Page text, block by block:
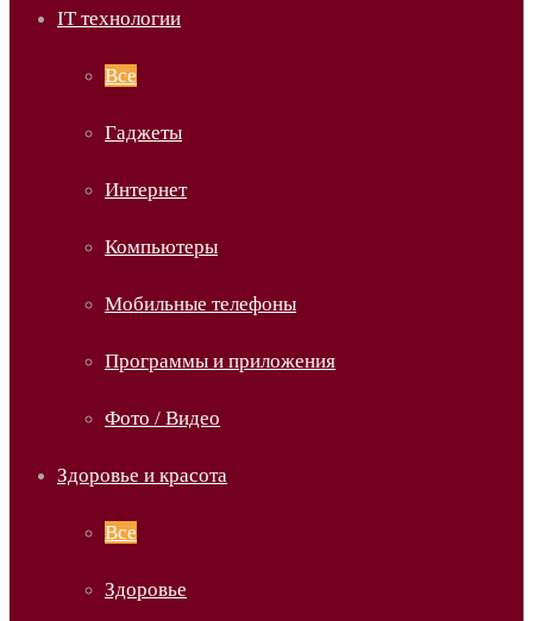
IT технологии
Все
Гаджеты
Интернет
Компьютеры
Мобильные телефоны
Программы и приложения
Фото / Видео
Здоровье и красота
Все
Здоровье